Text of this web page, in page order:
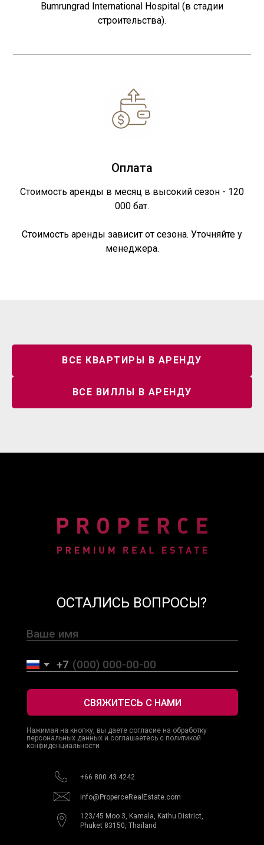
Bumrungrad International Hospital (в стадии
строительства).
Оплата
Стоимость аренды в месяц в высокий сезон - 120
000 бат.
Стоимость аренды зависит от сезона. Уточняйте у
менеджера.
ВСЕ КВАРТИРЫ В АРЕНДУ
ВСЕ ВИЛЛЫ В АРЕНДУ
© 2025 Properce Real Estate. Все права защищены
персональных данных и соглашаетесь c политикой
123/45 Moo 3, Kamala, Kathu District,
Phuket 83150, Thailand
Наша политика